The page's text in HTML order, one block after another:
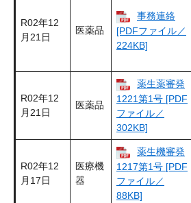
R02年12
月21日
医薬品
事務連絡
[PDFファイル／
224KB]
R02年12
月21日
医薬品
薬生薬審発
1221第1号 [PDF
ファイル／
302KB]
R02年12
月17日
医療機
器
薬生機審発
1217第1号 [PDF
ファイル／
88KB]